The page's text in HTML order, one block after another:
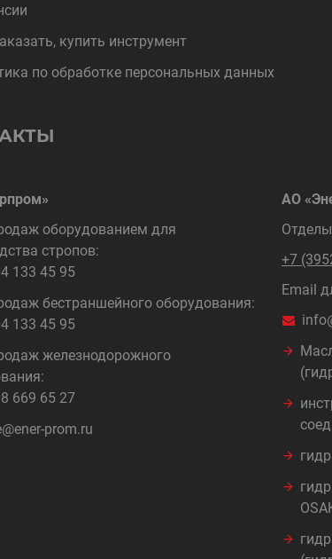
купить инструмент
по обработке персональных данных
оборудованием для
стропов:
133 45 95
бестраншейного оборудования:
133 45 95
железнодорожного
669 65 27
prom.ru
АО
+7
Email